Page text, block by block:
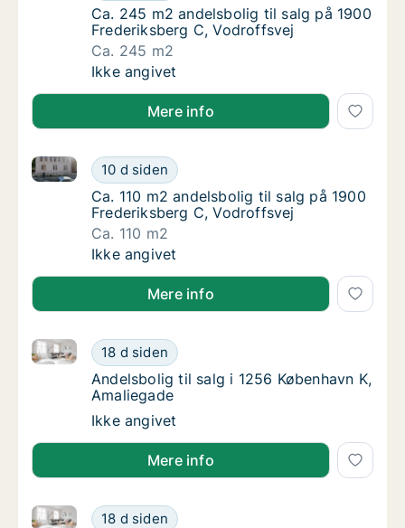
Ca. 245 m2 andelsbolig til salg på 1900
Ca. 245 m2 andelsbolig til salg på 1900
Frederiksberg C, Vodroffsvej
Ca. 245 m2
Ca. 245 m2 andelsbolig til salg på 1900
Ikke angivet
Mere info
Ca. 110 m2 andelsbolig til salg på 1900
10 d siden
Ca. 110 m2 andelsbolig til salg på 1900
Ca. 110 m2 andelsbolig til salg på 1900
Ca. 110 m2 andelsbolig til salg på 1900
Frederiksberg C, Vodroffsvej
Ca. 110 m2
Ca. 110 m2 andelsbolig til salg på 1900
Ikke angivet
Mere info
Andelsbolig til salg i 1256 København K,
18 d siden
Andelsbolig til salg i 1256 København K, Amaliegade
Andelsbolig til salg i 1256 København K,
Andelsbolig til salg i 1256 København K,
Amaliegade
Andelsbolig til salg i 1256 København K,
Ikke angivet
Mere info
Ca. 245 m2 andelsbolig til salg på 1900
18 d siden
Ca. 245 m2 andelsbolig til salg på 1900